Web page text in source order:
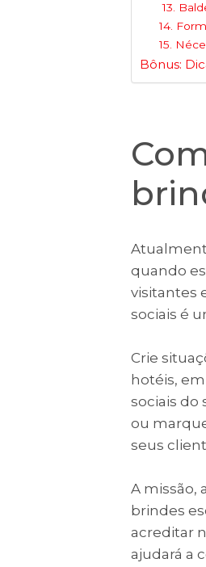
13.
14.
15.
Bônus:
quando
visitantes
sociais é
Crie
hotéis,
sociais do
ou
seus
A missão,
brindes
acreditar
ajudará a